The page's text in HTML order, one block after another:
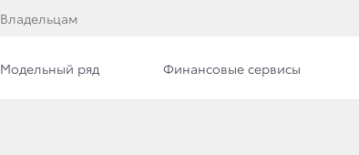
Владельцам
Модельный ряд Финансовые сервисы